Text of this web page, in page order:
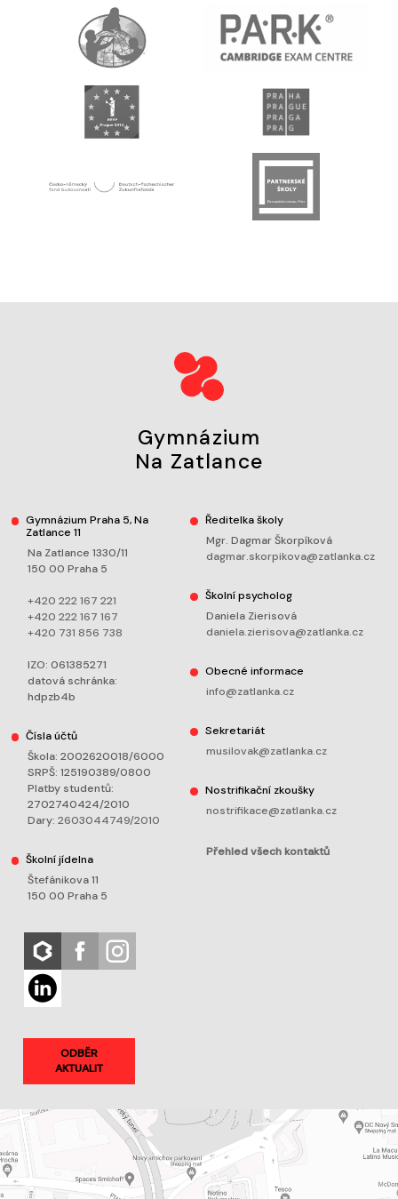
Gymnázium
Na Zatlance
Gymnázium Praha 5, Na
Zatlance 11
Na Zatlance 1330/11
150 00 Praha 5
+420 222 167 221
+420 222 167 167
+420 731 856 738
IZO: 061385271
datová schránka:
hdpzb4b
Čísla účtů
Škola: 2002620018/6000
SRPŠ: 125190389/0800
Platby studentů:
2702740424/2010
Dary: 2603044749/2010
Školní jídelna
Štefánikova 11
150 00 Praha 5
ODBĚR
AKTUALIT
Ředitelka školy
Mgr. Dagmar Škorpíková
dagmar.skorpikova@zatlanka.cz
Školní psycholog
Daniela Zierisová
daniela.zierisova@zatlanka.cz
Obecné informace
info@zatlanka.cz
Sekretariát
musilovak@zatlanka.cz
Nostrifikační zkoušky
nostrifikace@zatlanka.cz
Přehled všech kontaktů